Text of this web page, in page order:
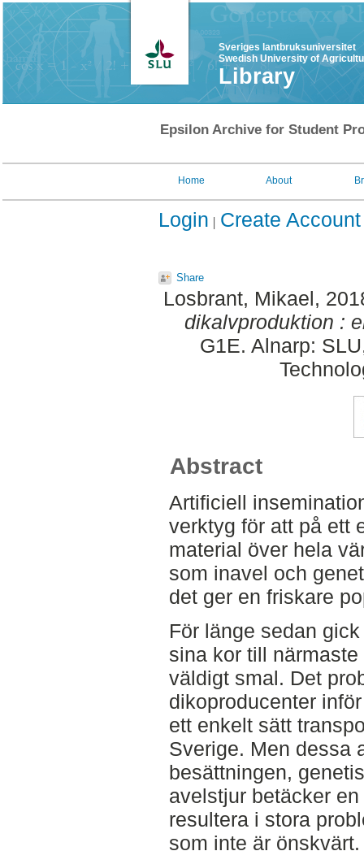
Sveriges lantbruksuniversitet
Swedish University of
Library
Epsilon Archive for Student
Home About
Login Create Account
Share
Losbrant, Mikael,
dikalvproduktion :
G1E. Alnarp:
Abstract
Artificiell
verktyg för att på ett
material över hela
som inavel och
det ger en friskare
För länge sedan
sina kor till
väldigt smal. Det
dikoproducenter
ett enkelt sätt
Sverige. Men dessa
besättningen,
avelstjur betäcker
resultera i stora
som inte är önskvärt.